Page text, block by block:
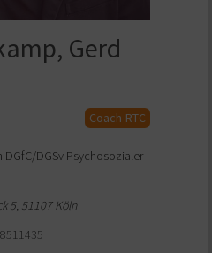
Gerd
Coach-RTC
DGfC/DGSv Psychosozialer
5, 51107Köln